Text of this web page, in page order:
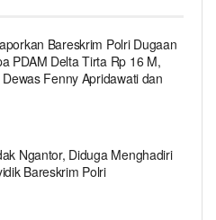
Bareskrim Polri Dugaan
PDAM Delta Tirta Rp 16 M,
Fenny Apridawati dan
Ngantor, Diduga Menghadiri
Bareskrim Polri